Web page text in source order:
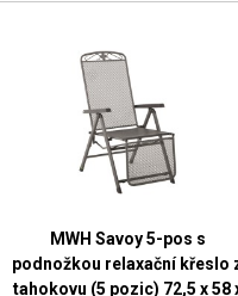
MWH Savoy 5-pos s
podnožkou relaxační křeslo
tahokovu (5 pozic) 72,5 x 58